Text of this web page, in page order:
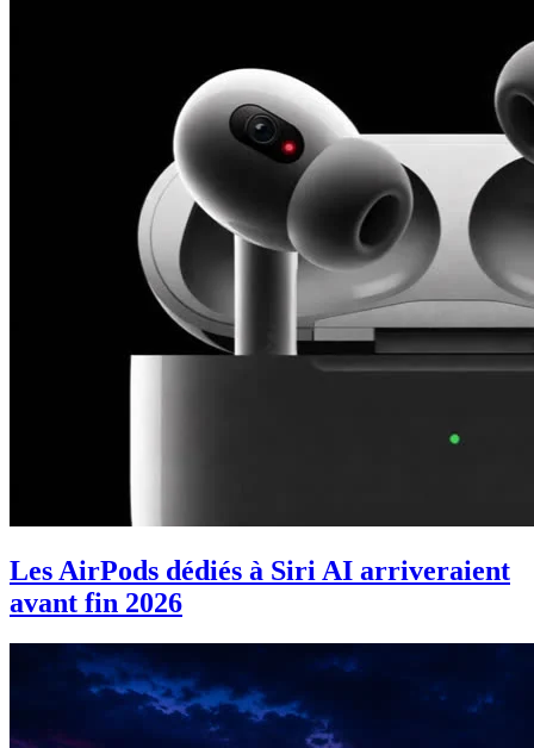
Les AirPods dédiés à Siri AI arriveraient
avant fin 2026